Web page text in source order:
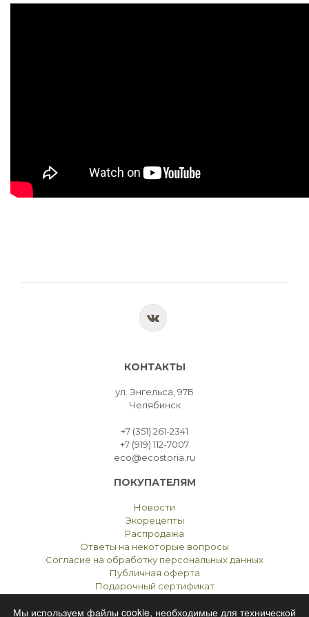
КОНТАКТЫ
ул. Энгельса, 97Б
Челябинск
+7 (351) 261-2341
+7 (919) 112-7007
eco@ecostoria.ru
ПОКУПАТЕЛЯМ
Новости
Экорецепты
Распродажа
Ответы на некоторые вопросы
Согласие на обработку персональных данных
Публичная оферта
Подарочный сертификат
Мы используем файлы cookie, необходимые для технической